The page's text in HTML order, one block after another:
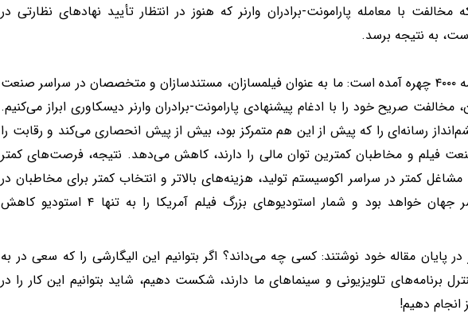
مخالفت با معامله پارامونت-برادران وارنر که هنوز در انتظار تأیید نهادهای نظارتی در
به نتیجه برسد.
در بخشی از نامه ۴۰۰۰ چهره آمده است: ما به عنوان فیلمسازان، مستندسازان و متخصصان در سراسر صنعت
مخالفت صریح خود را با ادغام پیشنهادی پارامونت-برادران وارنر دیسکاوری ابراز می‌کنیم.
رسانه‌ای را که پیش از این هم متمرکز بود، بیش از پیش انحصاری می‌کند و رقابت را
فیلم و مخاطبان کمترین توان مالی را دارند، کاهش می‌دهد. نتیجه، فرصت‌های کمتر
مشاغل کمتر در سراسر اکوسیستم تولید، هزینه‌های بالاتر و انتخاب کمتر برای مخاطبان در
آمریکا و سراسر جهان خواهد بود و شمار استودیوهای بزرگ فیلم آمریکا را به تنها ۴ استودیو کاهش
در پایان مقاله خود نوشتند: کسی چه می‌داند؟ اگر بتوانیم این الیگارشی را که سعی در به
برنامه‌های تلویزیونی و سینماهای ما دارند، شکست دهیم، شاید بتوانیم این کار را در
انجام دهیم!